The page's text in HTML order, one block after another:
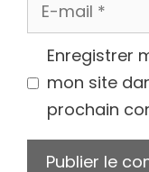
mail
Enregistrer
mon site
prochain